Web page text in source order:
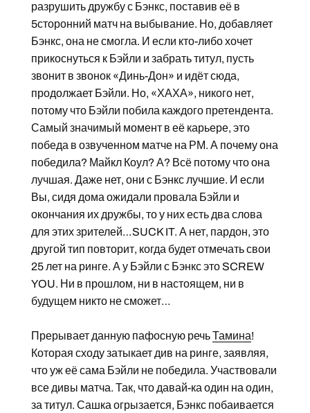
разрушить дружбу с Бэнкс, поставив её в
5сторонний матч на выбывание. Но, добавляет
Бэнкс, она не смогла. И если кто-либо хочет
прикоснуться к Бэйли и забрать титул, пусть
звонит в звонок «Динь-Дон» и идёт сюда,
продолжает Бэйли. Но, «ХАХА», никого нет,
потому что Бэйли побила каждого претендента.
Самый значимый момент в её карьере, это
победа в озвученном матче на РМ. А почему она
победила? Майкл Коул? А? Всё потому что она
лучшая. Даже нет, они с Бэнкс лучшие. И если
Вы, сидя дома ожидали провала Бэйли и
окончания их дружбы, то у них есть два слова
для этих зрителей…SUCK IT. А нет, пардон, это
другой тип повторит, когда будет отмечать свои
25 лет на ринге. А у Бэйли с Бэнкс это SCREW
YOU. Ни в прошлом, ни в настоящем, ни в
будущем никто не сможет…
Прерывает данную пафосную речьТамина!
Которая сходу затыкает див на ринге, заявляя,
что уж её сама Бэйли не победила. Участвовали
все дивы матча. Так, что давай-ка один на один,
за титул. Сашка огрызается, Бэнкс побаивается